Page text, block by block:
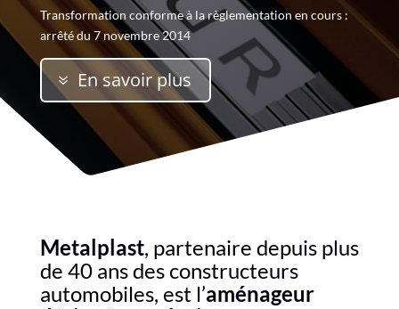
Transformation conforme à la règlementation en cours :
arrêté du 7 novembre 2014
En savoir plus
Metalplast, partenaire depuis plus
de 40 ans des constructeurs
automobiles, est l’aménageur